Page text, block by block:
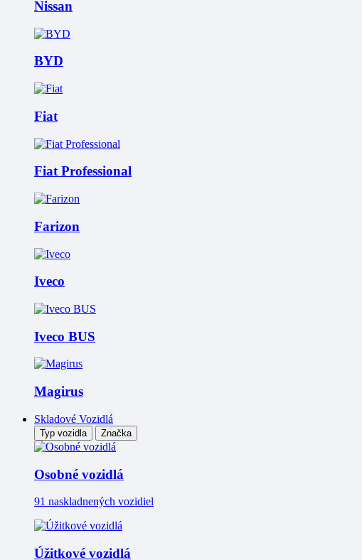
Nissan
BYD
Fiat
Fiat Professional
Farizon
Iveco
Iveco BUS
Magirus
Skladové Vozidlá
Typ vozidla Značka
Osobné vozidlá
91 naskladnených vozidiel
Úžitkové vozidlá